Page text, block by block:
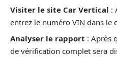
Visiter le site Car Vertical :
entrez le numéro VIN dans le
Analyser le rapport : Après
de vérification complet sera